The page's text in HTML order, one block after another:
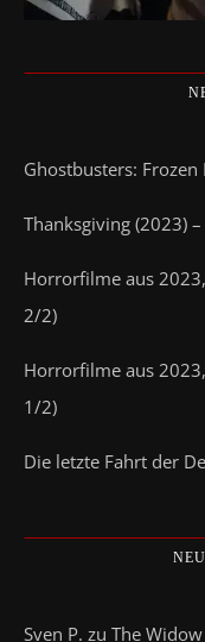
Ghostbusters:
Thanksgiving (2023)
Horrorfilme aus
2/2)
Horrorfilme aus
1/2)
Die letzte Fahrt der
Sven P. zu The